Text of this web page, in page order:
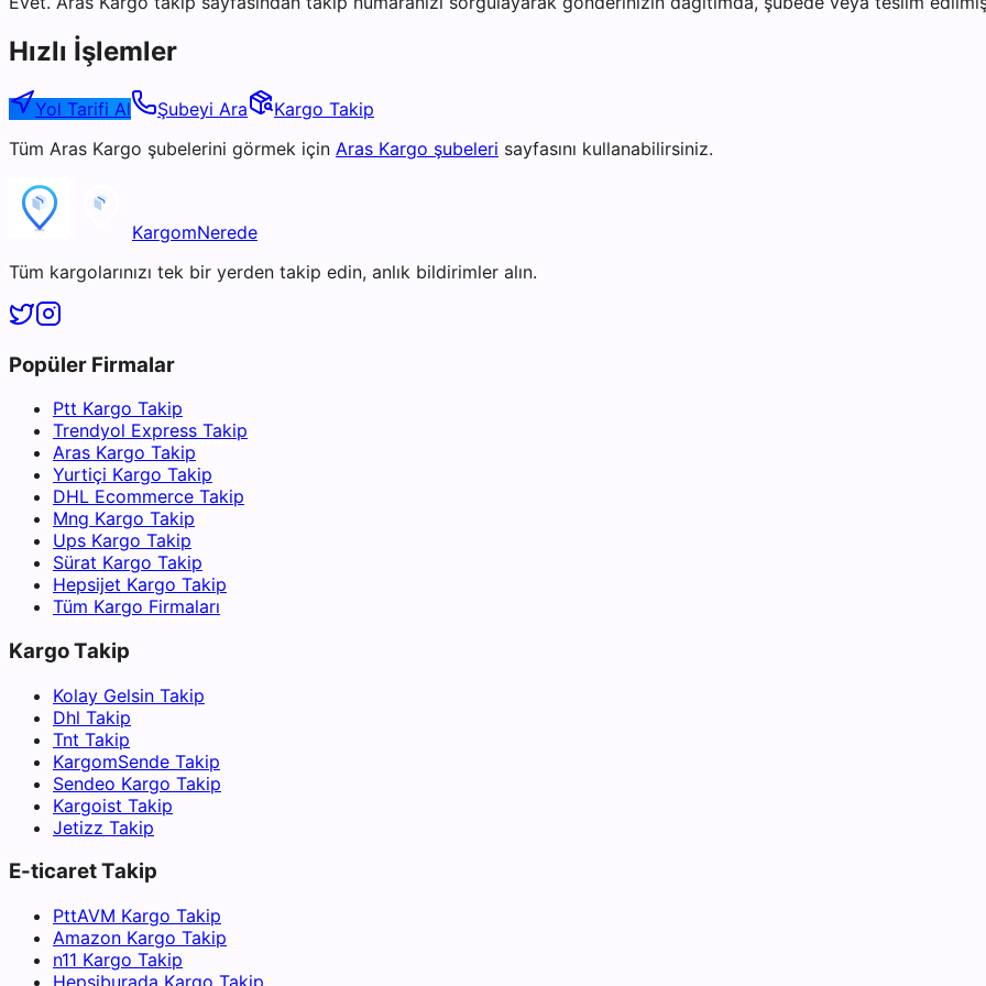
Hızlı İşlemler
Yol Tarifi Al Şubeyi Ara
Kargo Takip
Tüm Aras Kargo şubelerini görmek için Aras Kargo şubeleri sayfasını kullanabilirsiniz.
KargomNerede
Tüm kargolarınızı tek bir yerden takip edin, anlık bildirimler alın.
Popüler Firmalar
Ptt Kargo Takip
Trendyol Express Takip
Aras Kargo Takip
Yurtiçi Kargo Takip
DHL Ecommerce Takip
Mng Kargo Takip
Ups Kargo Takip
Sürat Kargo Takip
Hepsijet Kargo Takip
Tüm Kargo Firmaları
Kargo Takip
Kolay Gelsin Takip
Dhl Takip
Tnt Takip
KargomSende Takip
Sendeo Kargo Takip
Kargoist Takip
Jetizz Takip
E-ticaret Takip
PttAVM Kargo Takip
Amazon Kargo Takip
n11 Kargo Takip